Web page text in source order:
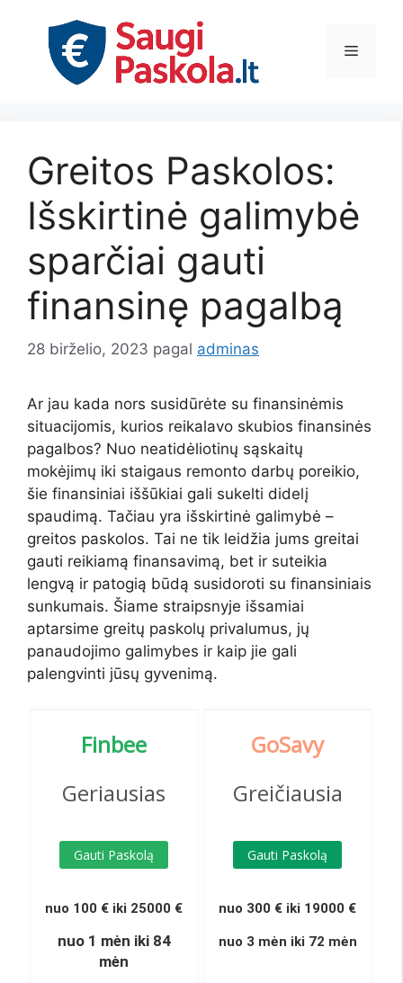
Meniu
Greitos Paskolos:
Išskirtinė galimybė
sparčiai gauti
finansinę pagalbą
28 birželio, 2023 pagal adminas
Ar jau kada nors susidūrėte su finansinėmis
situacijomis, kurios reikalavo skubios finansinės
pagalbos? Nuo neatidėliotinų sąskaitų
mokėjimų iki staigaus remonto darbų poreikio,
šie finansiniai iššūkiai gali sukelti didelį
spaudimą. Tačiau yra išskirtinė galimybė –
greitos paskolos. Tai ne tik leidžia jums greitai
gauti reikiamą finansavimą, bet ir suteikia
lengvą ir patogią būdą susidoroti su finansiniais
sunkumais. Šiame straipsnyje išsamiai
aptarsime greitų paskolų privalumus, jų
panaudojimo galimybes ir kaip jie gali
palengvinti jūsų gyvenimą.
Finbee
Geriausias
Gauti Paskolą
nuo 100 € iki 25000 €
nuo 1 mėn iki 84
mėn
GoSavy
Greičiausia
Gauti Paskolą
nuo 300 € iki 19000 €
nuo 3 mėn iki 72 mėn